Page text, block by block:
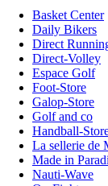
Basket Center
Daily Bikers
Direct
Direct-Volley
Espace Golf
Foot-Store
Galop-Store
Golf and co
Handball-
La sellerie de
Made in
Nauti-Wave